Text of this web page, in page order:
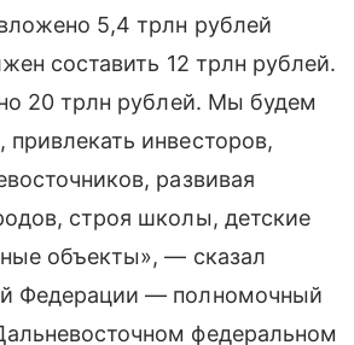
5,4 трлн рублей
составить 12 трлн рублей.
20 трлн рублей. Мы будем
инвесторов,
развивая
строя школы, детские
объекты», — сказал
Федерации — полномочный
федеральном